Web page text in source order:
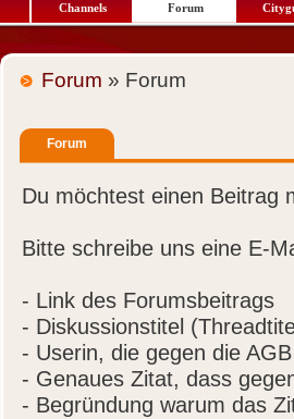
Channels Forum
Forum » Forum
Forum
Du möchtest einen Beitrag
Bitte schreibe uns eine E-
- Link des Forumsbeitrags
- Diskussionstitel
- Userin, die gegen die
- Genaues Zitat, dass
- Begründung warum das